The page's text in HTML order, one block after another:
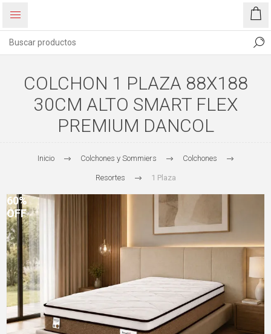
COLCHON 1 PLAZA 88X188
30CM ALTO SMART FLEX
PREMIUM DANCOL
Inicio Colchones y Sommiers Colchones
Resortes 1 Plaza
60%
OFF